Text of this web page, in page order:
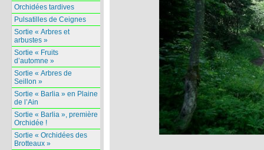
Orchidées tardives
Pulsatilles de Ceignes
Sortie « Arbres et
arbustes »
Sortie « Fruits
d’automne »
Sortie « Arbres de
Seillon »
Sortie « Barlia » en Plaine
de l’Ain
Sortie « Barlia », première
Orchidée !
Sortie « Orchidées des
Brotteaux »